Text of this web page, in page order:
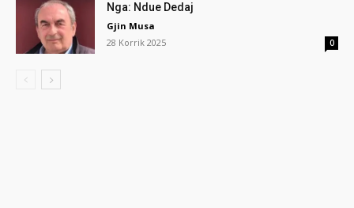
Nga: Ndue Dedaj
Gjin Musa
28 Korrik 2025
0